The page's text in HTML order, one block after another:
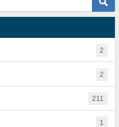
2
2
211
1